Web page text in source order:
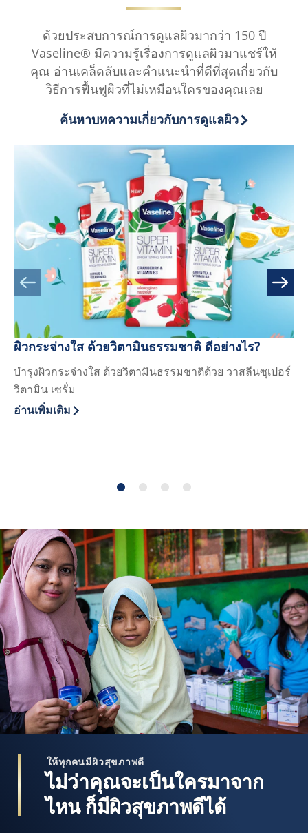
ด้วยประสบการณ์การดูแลผิวมากว่า 150 ปี
Vaseline® มีความรู้เรื่องการดูแลผิวมาแชร์ให้
คุณ อ่านเคล็ดลับและคำแนะนำที่ดีที่สุดเกี่ยวกับ
วิธีการฟื้นฟูผิวที่ไม่เหมือนใครของคุณเลย
ค้นหาบทความเกี่ยวกับการดูแลผิว
บำรุงผิวกระจ่างใส ด้วยวิตามินธรรมชาติด้วย วาสลีนซุเปอร์
วิตามิน เซรั่ม
ผิวกระจ่างใส ด้วยวิตามินธรรมชาติ ดีอย่างไร?
Discover more about ผิวกระจ่างใส ด้วยวิตามินธรรมชาติ ดีอ
อ่านเพิ่มเติม
ให้ทุกคนมีผิวสุขภาพดี
ไม่ว่าคุณจะเป็นใครมาจาก
ไหน ก็มีผิวสุขภาพดีได้